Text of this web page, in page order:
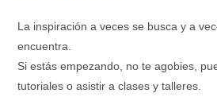
La inspiración a veces se busca y a
encuentra.
Si estás empezando, no te agobies,
tutoriales o asistir a clases y talleres.